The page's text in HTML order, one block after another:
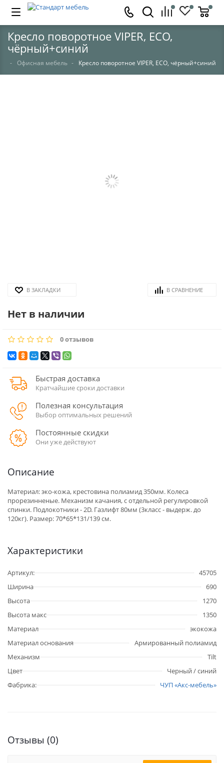
Кресло поворотное VIPER, ECO,
чёрный+синий
Офисная мебель Кресло поворотное VIPER, ECO, чёрный+синий
В ЗАКЛАДКИ В СРАВНЕНИЕ
Нет в наличии
0 отзывов
Быстрая доставка
Кратчайшие сроки доставки
Полезная консультация
Выбор оптимальных решений
Постоянные скидки
Они уже действуют
Описание
Материал: эко-кожа, крестовина полиамид 350мм. Колеса
прорезинненые. Механизм качания, с отдельной регулировкой
спинки. Подлокотники - 2D. Газлифт 80мм (3класс - выдерж. до
120кг). Размер: 70*65*131/139 см.
Характеристики
Артикул:
45705
Ширина
690
Высота
1270
Высота макс
1350
Материал
экокожа
Материал основания
Армированный полиамид
Механизм
Tilt
Цвет
Черный / синий
Фабрика:
ЧУП «Акс-мебель»
Отзывы (0)